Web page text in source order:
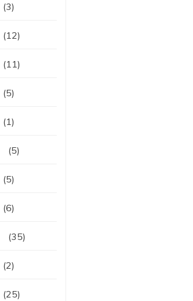
(3)
(12)
(11)
(5)
(1)
(5)
(5)
(6)
(35)
(2)
(25)